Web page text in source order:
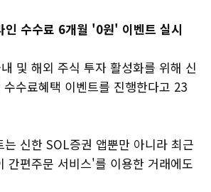
인 수수료 6개월 '0원' 이벤트 실시
및 해외 주식 투자 활성화를 위해 신
수료혜택 이벤트를 진행한다고 23
는 신한 SOL증권 앱뿐만 아니라 최근
간편주문 서비스'를 이용한 거래에도